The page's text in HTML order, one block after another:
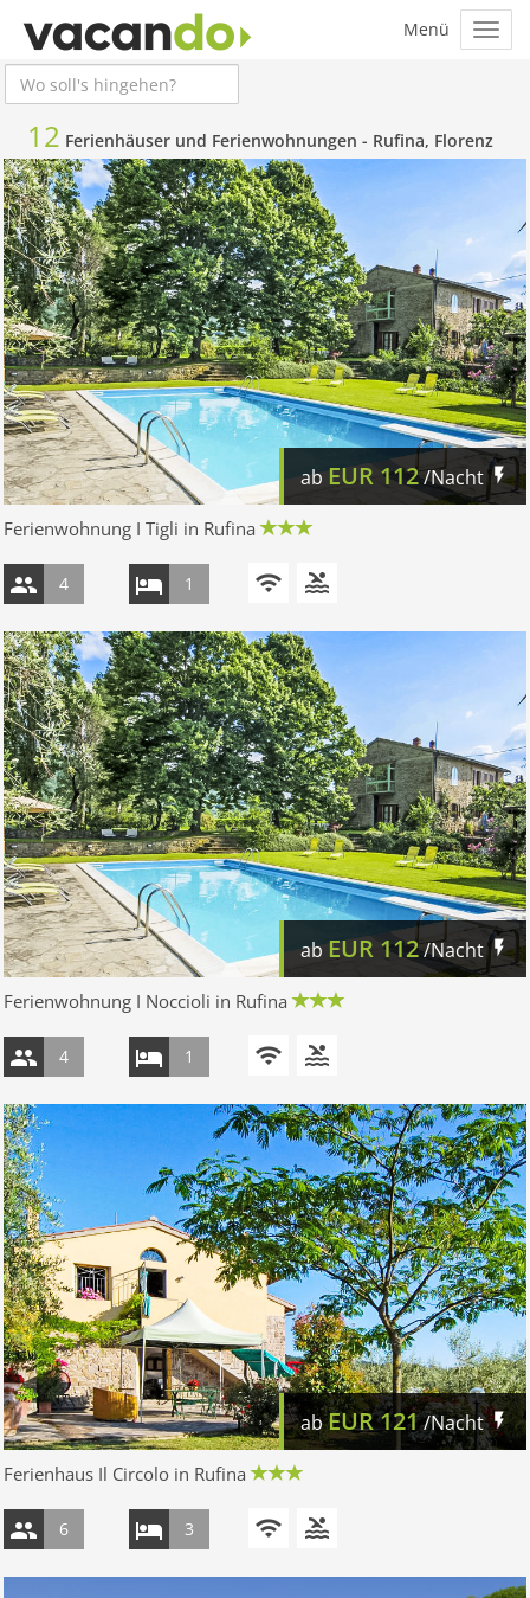
12 Ferienhäuser und Ferienwohnungen - Rufina, Florenz
abEUR 112/Nacht
Ferienwohnung I Tigli in Rufina
4 1
abEUR 112/Nacht
Ferienwohnung I Noccioli in Rufina
4 1
abEUR121/Nacht
Ferienhaus Il Circolo in Rufina
6 3